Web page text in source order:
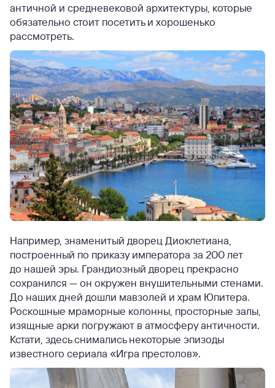
античной и средневековой архитектуры, которые
обязательно стоит посетить и хорошенько
рассмотреть.
Например, знаменитый дворец Диоклетиана,
построенный по приказу императора за 200 лет
до нашей эры. Грандиозный дворец прекрасно
сохранился — он окружен внушительными стенами.
До наших дней дошли мавзолей и храм Юпитера.
Роскошные мраморные колонны, просторные залы,
изящные арки погружают в атмосферу античности.
Кстати, здесь снимались некоторые эпизоды
известного сериала «Игра престолов».